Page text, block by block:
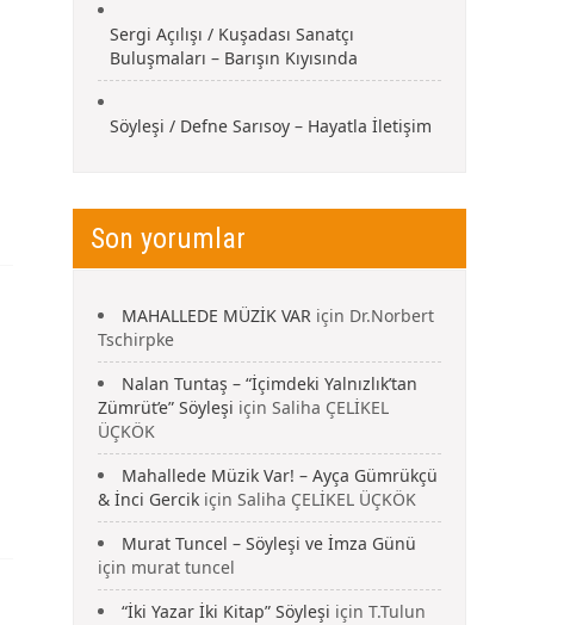
Sergi Açılışı / Kuşadası Sanatçı
Buluşmaları – Barışın Kıyısında
Söyleşi / Defne Sarısoy – Hayatla İletişim
Son yorumlar
MAHALLEDE MÜZİK VAR için Dr.Norbert
Tschirpke
Nalan Tuntaş – “İçimdeki Yalnızlık’tan
Zümrüt’e” Söyleşi için Saliha ÇELİKEL
ÜÇKÖK
Mahallede Müzik Var! – Ayça Gümrükçü
& İnci Gercik için Saliha ÇELİKEL ÜÇKÖK
Murat Tuncel – Söyleşi ve İmza Günü
için murat tuncel
“İki Yazar İki Kitap” Söyleşi için T.Tulun